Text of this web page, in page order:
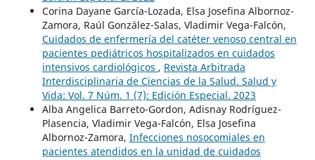
Corina Dayane García-Lozada, Elsa Josefina Albornoz-
Zamora, Raúl González-Salas, Vladimir Vega-Falcón,
Cuidados de enfermería del catéter venoso central en
pacientes pediátricos hospitalizados en cuidados
intensivos cardiológicos , Revista Arbitrada
Interdisciplinaria de Ciencias de la Salud. Salud y
Vida: Vol. 7 Núm. 1 (7): Edición Especial. 2023
Alba Angelica Barreto-Gordon, Adisnay Rodríguez-
Plasencia, Vladimir Vega-Falcón, Elsa Josefina
Albornoz-Zamora, Infecciones nosocomiales en
pacientes atendidos en la unidad de cuidados